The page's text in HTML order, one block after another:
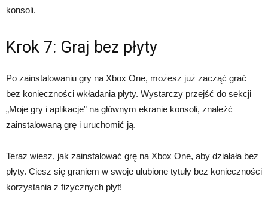
konsoli.
Krok 7: Graj bez płyty
Po zainstalowaniu gry na Xbox One, możesz już zacząć grać
bez konieczności wkładania płyty. Wystarczy przejść do sekcji
„Moje gry i aplikacje” na głównym ekranie konsoli, znaleźć
zainstalowaną grę i uruchomić ją.
Teraz wiesz, jak zainstalować grę na Xbox One, aby działała bez
płyty. Ciesz się graniem w swoje ulubione tytuły bez konieczności
korzystania z fizycznych płyt!